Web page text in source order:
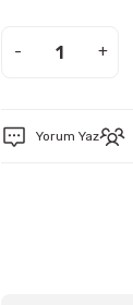
- +
Yorum Yaz